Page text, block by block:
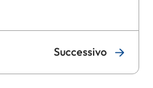
Successivo